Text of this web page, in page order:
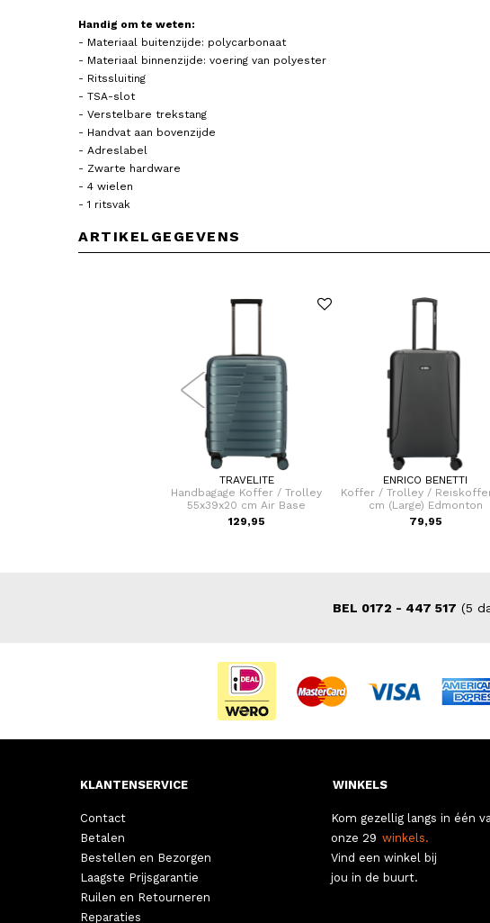
Handig om te weten:
- Materiaal buitenzijde: polycarbonaat
- Materiaal binnenzijde: voering van polyester
- Ritssluiting
- TSA-slot
- Verstelbare trekstang
- Handvat aan bovenzijde
- Adreslabel
- Zwarte hardware
- 4 wielen
- 1 ritsvak
ARTIKELGEGEVENS
TRAVELITE
Handbagage Koffer / Trolley
55x39x20 cm Air Base
129,95
ENRICO BENETTI
Koffer / Trolley /
cm (Large) Edmonton
79,95
BEL 0172 - 447 517 (5
KLANTENSERVICE
Contact
Betalen
Bestellen en Bezorgen
Laagste Prijsgarantie
Ruilen en Retourneren
Reparaties
WINKELS
Kom gezellig langs in één
onze 29 winkels.
Vind een winkel bij
jou in de buurt.